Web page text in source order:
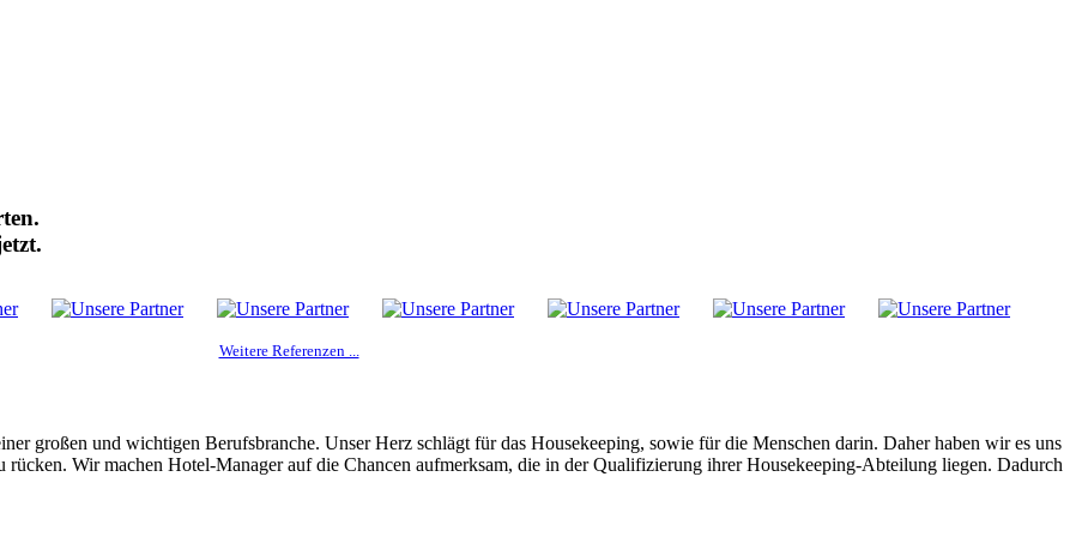
an Dein Unternehmen zu binden.
Weitere Referenzen ...
großen und wichtigen Berufsbranche. Unser Herz schlägt für das Housekeeping, sowie für die Menschen darin. Daher haben wir es uns
Wir machen Hotel-Manager auf die Chancen aufmerksam, die in der Qualifizierung ihrer Housekeeping-Abteilung liegen. Dadurch